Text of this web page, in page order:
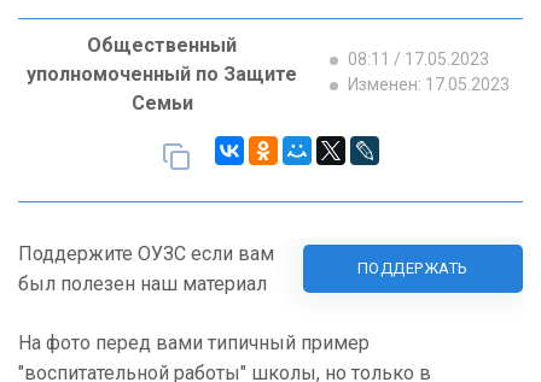
Общественный
уполномоченный по Защите
Семьи
08:11 / 17.05.2023
Изменен: 17.05.2023
Поддержите ОУЗС если вам
был полезен наш материал
ПОДДЕРЖАТЬ
На фото перед вами типичный пример
"воспитательной работы" школы, но только в